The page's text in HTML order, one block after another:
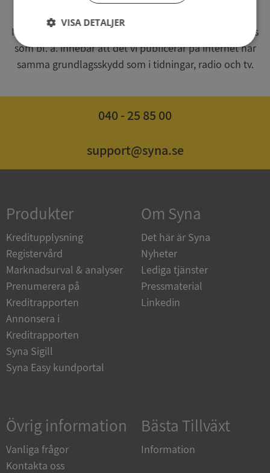
Syna har för webbplatsen www.syna.se ett av
Myndigheten för press, radio och tv s.k. utgivningsbevis
som bl. a. innebär att det vi publicerar på internet har
samma grundlagsskydd som i tidningar, radio och tv.
040 - 25 85 00
support@syna.se
Produkter
Kreditupplysning
Registervård
Marknadsurval & analyser
Prenumerera på
Kreditrapporten
Annonsera i
Kreditrapporten
Syna Sigill
Syna Easy kundportal
Om Syna
Det här är Syna
Nyheter
Lediga tjänster
Pressmaterial
Linkedin
Övrig information
Vanliga frågor
Kontakta oss
Bästa Tillväxt
Information
VISA DETALJER
Strikt
nödvändigt
Prestanda Inriktning
kärnwebbplatsfunktioner som användarinloggning
och kontohantering. Webbplatsen kan inte
användas ordentligt utan strikt nödvändiga cookies.
Namn
Leverantör
Domän
VISITOR_PRIVACY_METADATA
Google